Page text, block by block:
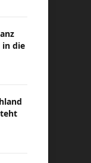
in die